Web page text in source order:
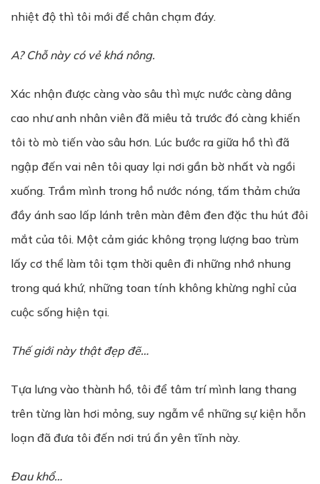
nhiệt độ thì tôi mới để chân chạm đáy.
A? Chỗ này có vẻ khá nông.
Xác nhận được càng vào sâu thì mực nước càng dâng
cao như anh nhân viên đã miêu tả trước đó càng khiến
tôi tò mò tiến vào sâu hơn. Lúc bước ra giữa hồ thì đã
ngập đến vai nên tôi quay lại nơi gần bờ nhất và ngồi
xuống. Trầm mình trong hồ nước nóng, tấm thảm chứa
đầy ánh sao lấp lánh trên màn đêm đen đặc thu hút đôi
mắt của tôi. Một cảm giác không trọng lượng bao trùm
lấy cơ thể làm tôi tạm thời quên đi những nhớ nhung
trong quá khứ, những toan tính không khừng nghỉ của
cuộc sống hiện tại.
Thế giới này thật đẹp đẽ…
Tựa lưng vào thành hồ, tôi để tâm trí mình lang thang
trên từng làn hơi mỏng, suy ngẫm về những sự kiện hỗn
loạn đã đưa tôi đến nơi trú ẩn yên tĩnh này.
Đau khổ…